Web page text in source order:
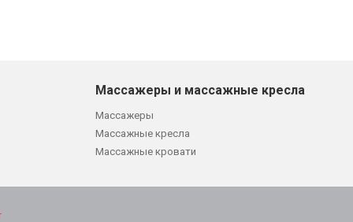
Массажеры и массажные кресла
Массажеры
Массажные кресла
Массажные кровати